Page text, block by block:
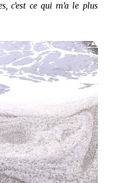
c’est ce qui m’a le plus